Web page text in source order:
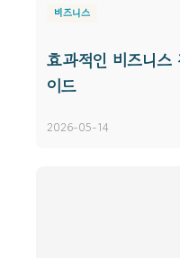
비즈니스
효과적인 비즈니
이드
2026-05-14